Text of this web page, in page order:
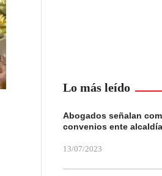
Lo más leído
Abogados señalan
convenios ente
13/07/2023